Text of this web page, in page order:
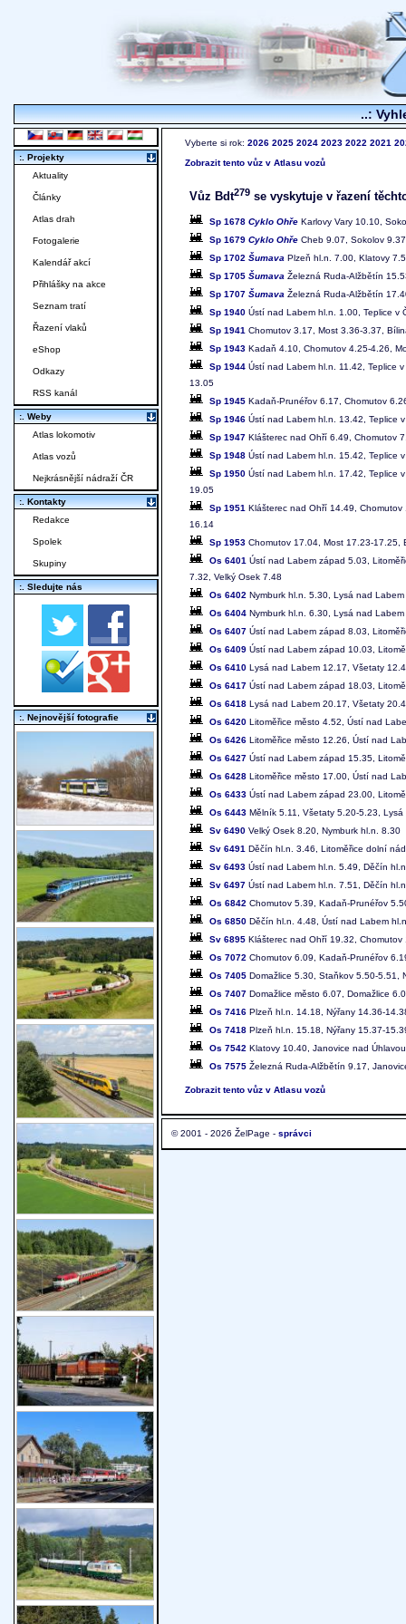
..:
Vyberte si rok: 2026 2025 2024 2023 2022 2021
Zobrazit tento vůz v Atlasu vozů
Vůz Bdt279 se vyskytuje v řazení
Sp 1678 Cyklo Ohře Karlovy Vary 10.10,
Sp 1679 Cyklo Ohře Cheb 9.07, Sokolov
Sp 1702 Šumava Plzeň hl.n. 7.00, Klatovy
Sp 1705 Šumava Železná Ruda-Alžbětín
Sp 1707 Šumava Železná Ruda-Alžbětín
Sp 1940 Ústí nad Labem hl.n. 1.00, Teplice v
Sp 1941 Chomutov 3.17, Most 3.36-3.37,
Sp 1943 Kadaň 4.10, Chomutov 4.25-4.26,
Sp 1944 Ústí nad Labem hl.n. 11.42, Teplice
13.05
Sp 1945 Kadaň-Prunéřov 6.17, Chomutov
Sp 1946 Ústí nad Labem hl.n. 13.42, Teplice
Sp 1947 Klášterec nad Ohří 6.49, Chomutov
Sp 1948 Ústí nad Labem hl.n. 15.42, Teplice
Sp 1950 Ústí nad Labem hl.n. 17.42, Teplice
19.05
Sp 1951 Klášterec nad Ohří 14.49,
16.14
Sp 1953 Chomutov 17.04, Most 17.23-17.25,
Os 6401 Ústí nad Labem západ 5.03,
7.32, Velký Osek 7.48
Os 6402 Nymburk hl.n. 5.30, Lysá nad
Os 6404 Nymburk hl.n. 6.30, Lysá nad
Os 6407 Ústí nad Labem západ 8.03,
Os 6409 Ústí nad Labem západ 10.03,
Os 6410 Lysá nad Labem 12.17, Všetaty
Os 6417 Ústí nad Labem západ 18.03,
Os 6418 Lysá nad Labem 20.17, Všetaty
Os 6420 Litoměřice město 4.52, Ústí nad
Os 6426 Litoměřice město 12.26, Ústí nad
Os 6427 Ústí nad Labem západ 15.35,
Os 6428 Litoměřice město 17.00, Ústí nad
Os 6433 Ústí nad Labem západ 23.00,
Os 6443 Mělník 5.11, Všetaty 5.20-5.23,
Sv 6490 Velký Osek 8.20, Nymburk hl.n. 8.30
Sv 6491 Děčín hl.n. 3.46, Litoměřice dolní
Sv 6493 Ústí nad Labem hl.n. 5.49, Děčín
Sv 6497 Ústí nad Labem hl.n. 7.51, Děčín
Os 6842 Chomutov 5.39, Kadaň-Prunéřov
Os 6850 Děčín hl.n. 4.48, Ústí nad Labem
Sv 6895 Klášterec nad Ohří 19.32, Chomutov
Os 7072 Chomutov 6.09, Kadaň-Prunéřov
Os 7405 Domažlice 5.30, Staňkov 5.50-5.51,
Os 7407 Domažlice město 6.07, Domažlice
Os 7416 Plzeň hl.n. 14.18, Nýřany 14.36-
Os 7418 Plzeň hl.n. 15.18, Nýřany 15.37-
Os 7542 Klatovy 10.40, Janovice nad
Os 7575 Železná Ruda-Alžbětín 9.17,
Zobrazit tento vůz v Atlasu vozů
© 2001 - 2026 ŽelPage - správci
:. Projekty
Aktuality
Články
Atlas drah
Fotogalerie
Kalendář akcí
Přihlášky na akce
Seznam tratí
Řazení vlaků
eShop
Odkazy
RSS kanál
:. Weby
Atlas lokomotiv
Atlas vozů
Nejkrásnější nádraží ČR
:. Kontakty
Redakce
Spolek
Skupiny
:. Sledujte nás
:. Nejnovější fotografie